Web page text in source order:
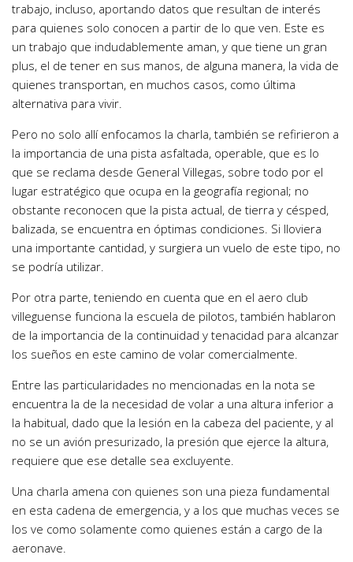
trabajo, incluso, aportando datos que resultan de interés
para quienes solo conocen a partir de lo que ven. Este es
un trabajo que indudablemente aman, y que tiene un gran
plus, el de tener en sus manos, de alguna manera, la vida de
quienes transportan, en muchos casos, como última
alternativa para vivir.
Pero no solo allí enfocamos la charla, también se refirieron a
la importancia de una pista asfaltada, operable, que es lo
que se reclama desde General Villegas, sobre todo por el
lugar estratégico que ocupa en la geografía regional; no
obstante reconocen que la pista actual, de tierra y césped,
balizada, se encuentra en óptimas condiciones. Si lloviera
una importante cantidad, y surgiera un vuelo de este tipo, no
se podría utilizar.
Por otra parte, teniendo en cuenta que en el aero club
villeguense funciona la escuela de pilotos, también hablaron
de la importancia de la continuidad y tenacidad para alcanzar
los sueños en este camino de volar comercialmente.
Entre las particularidades no mencionadas en la nota se
encuentra la de la necesidad de volar a una altura inferior a
la habitual, dado que la lesión en la cabeza del paciente, y al
no se un avión presurizado, la presión que ejerce la altura,
requiere que ese detalle sea excluyente.
Una charla amena con quienes son una pieza fundamental
en esta cadena de emergencia, y a los que muchas veces se
los ve como solamente como quienes están a cargo de la
aeronave.